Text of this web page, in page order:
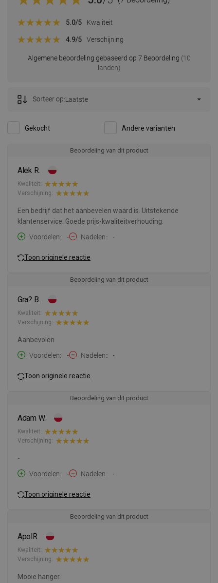
Algemene beoordeling gebaseerd op 7 Beoordeling (10
landen)
5.0/5 Kwaliteit
4.9/5 Verschijning
Gekocht Andere varianten
Sorteer op:Laatste
Beoordeling van dit product
Alek R.
Kwaliteit:
Verschijning:
Een bedrijf dat het aanbevelen waard is. Uitstekende
klantenservice. Goede prijs-kwaliteitverhouding.
Voordelen:
- Nadelen: -
Toon originele reactie
Beoordeling van dit product
Gra? B.
Kwaliteit:
Verschijning:
Aanbevolen
Voordelen:
- Nadelen: -
Toon originele reactie
Beoordeling van dit product
Adam W.
Kwaliteit:
Verschijning:
-
Voordelen:
- Nadelen: -
Toon originele reactie
Beoordeling van dit product
ApolR
Kwaliteit:
Verschijning:
Mooie hanger.